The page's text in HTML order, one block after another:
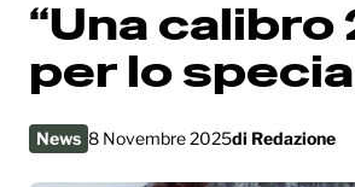
“Una calibro
per lo
News 8 Novembre 2025di Redazione